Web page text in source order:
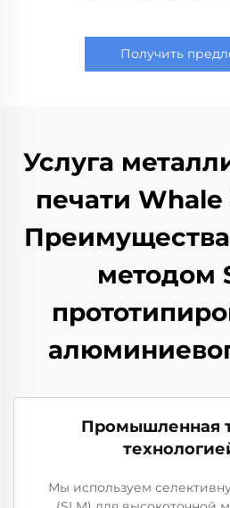
Получить
Услуга
печати Whale
методом
Промышленная
Мы используем